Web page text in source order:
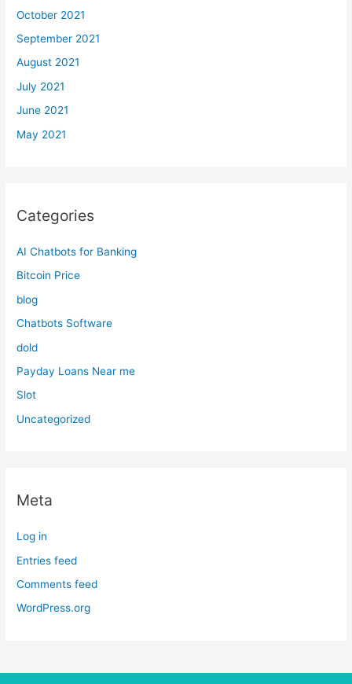
October 2021
September 2021
August 2021
July 2021
June 2021
May 2021
Categories
AI Chatbots for Banking
Bitcoin Price
blog
Chatbots Software
dold
Payday Loans Near me
Slot
Uncategorized
Meta
Log in
Entries feed
Comments feed
WordPress.org